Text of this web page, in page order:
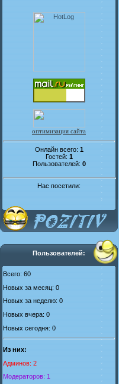
оптимизация сайта
Онлайн всего: 1
Гостей: 1
Пользователей: 0
Нас посетили:
Пользователей:
Всего: 60
Новых за месяц: 0
Новых за неделю: 0
Новых вчера: 0
Новых сегодня: 0
Из них:
Админов: 2
Модераторов: 1